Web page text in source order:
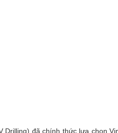
Drilling) đã chính thức lựa chọn